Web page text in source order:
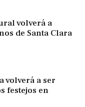
volverá a
de Santa Clara
volverá a ser
festejos en